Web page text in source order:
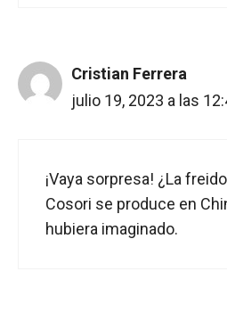
Cristian Ferrera
julio 19, 2023 a las
¡Vaya sorpresa! ¿La
Cosori se produce en
hubiera imaginado.